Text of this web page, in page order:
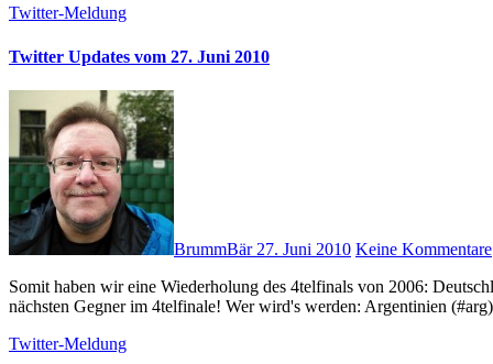
Twitter-Meldung
Twitter Updates vom 27. Juni 2010
BrummBär 27. Juni 2010 Keine Kommentare
Somit haben wir eine Wiederholung des 4telfinals von 2006: Deutschland trifft auf Argentinien. # Gleich geht's los: Das Spiel unserer
nächsten Gegner im 4telfinale! Wer wird's werden: Argentinien
Twitter-Meldung